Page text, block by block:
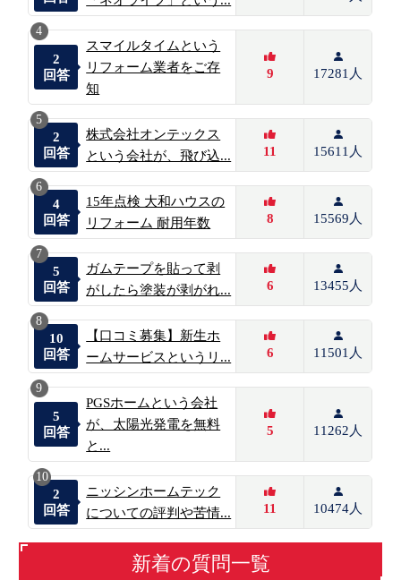
4
2
回答
スマイルタイムという
リフォーム業者をご存
知
9 17281人
5
2
回答
株式会社オンテックス
という会社が、飛び込...
11 15611人
6
4
回答
15年点検 大和ハウスの
リフォーム 耐用年数
8 15569人
7
5
回答
ガムテープを貼って剥
がしたら塗装が剥がれ...
6 13455人
8
10
回答
【口コミ募集】新生ホ
ームサービスというリ...
6 11501人
9
5
回答
PGSホームという会社
が、太陽光発電を無料
と...
5 11262人
10
2
回答
ニッシンホームテック
についての評判や苦情...
11 10474人
新着の質問一覧